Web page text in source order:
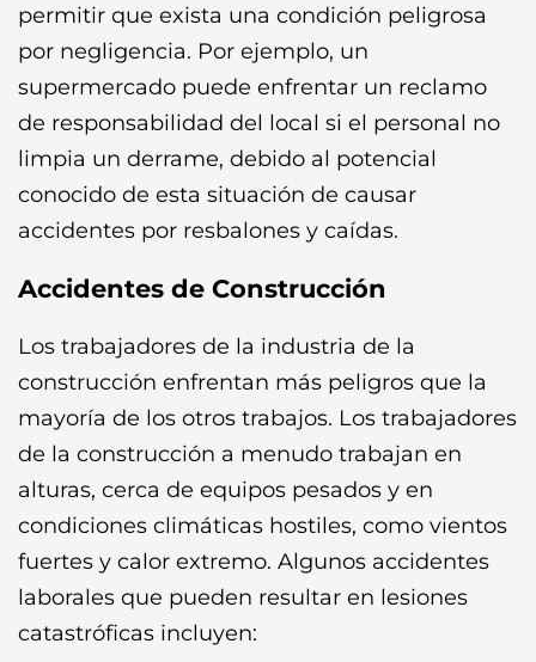
permitir que exista una condición peligrosa
por negligencia. Por ejemplo, un
supermercado puede enfrentar un reclamo
de responsabilidad del local si el personal no
limpia un derrame, debido al potencial
conocido de esta situación de causar
accidentes por resbalones y caídas.
Accidentes de Construcción
Los trabajadores de la industria de la
construcción enfrentan más peligros que la
mayoría de los otros trabajos. Los trabajadores
de la construcción a menudo trabajan en
alturas, cerca de equipos pesados ​​y en
condiciones climáticas hostiles, como vientos
fuertes y calor extremo. Algunos accidentes
laborales que pueden resultar en lesiones
catastróficas incluyen: